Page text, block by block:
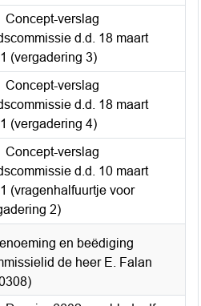
Concept-verslag
d.d. 18 maart
(vergadering 3)
Concept-verslag
d.d. 18 maart
(vergadering 4)
Concept-verslag
d.d. 10 maart
(vragenhalfuurtje voor
2)
en beëdiging
de heer E. Falan